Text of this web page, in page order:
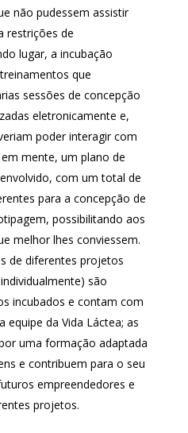
não pudessem assistir
restrições de
lugar, a incubação
que
sessões de concepção
eletronicamente e,
poder interagir com
mente, um plano de
com um total de
para a concepção de
possibilitando aos
melhor lhes conviessem.
de diferentes projetos
são
incubados e contam com
equipe da Vida Láctea; as
uma formação adaptada
e contribuem para o seu
empreendedores e
projetos.